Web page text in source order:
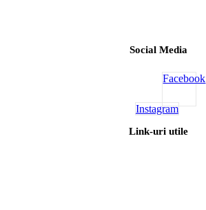
Social Media
Facebook
Instagram
Link-uri utile